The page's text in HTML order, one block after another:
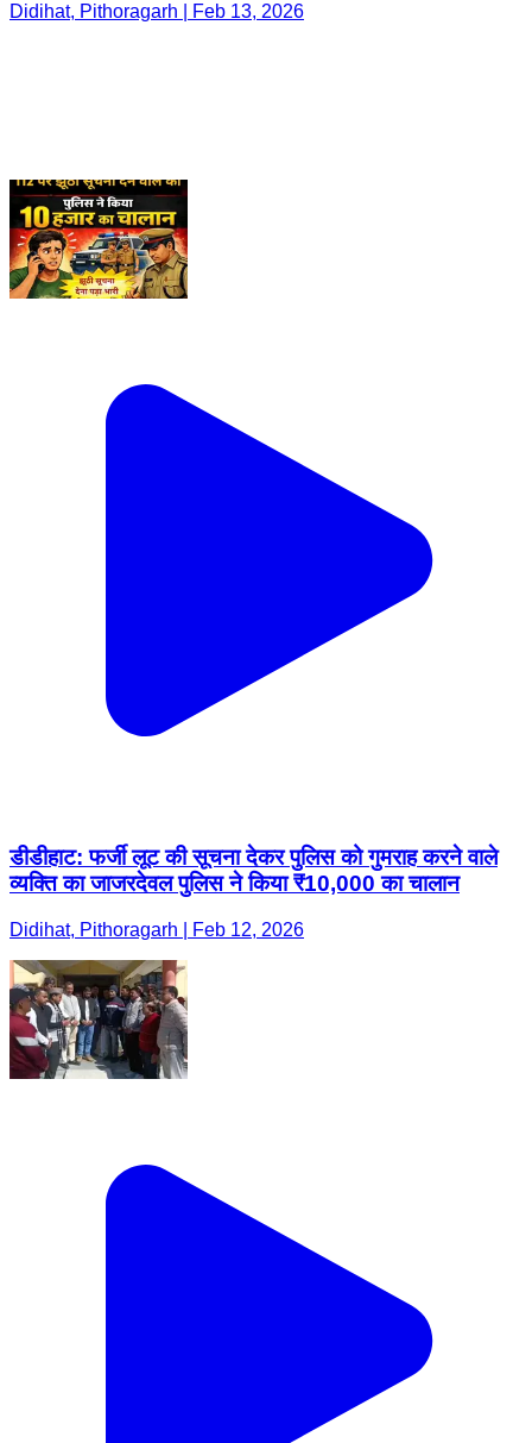
Didihat, Pithoragarh | Feb 13, 2026
डीडीहाट: फर्जी लूट की सूचना देकर पुलिस को गुमराह करने वाले